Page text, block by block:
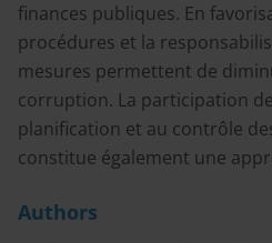
finances publiques. En
procédures et la
mesures permettent de
corruption. La participation
planification et au contrôle
constitue également une
Authors